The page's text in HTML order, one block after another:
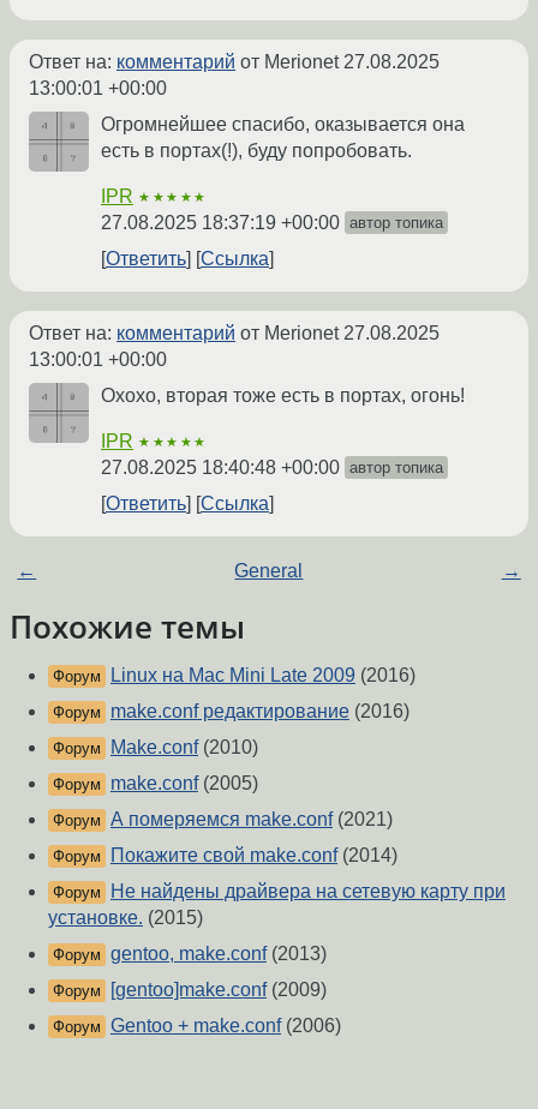
Ответ на: комментарий от Merionet27.08.2025
13:00:01 +00:00
Огромнейшее спасибо, оказывается она
есть в портах(!), буду попробовать.
IPR ★★★★★
27.08.2025 18:37:19 +00:00 автор топика
Ответить Ссылка
Ответ на: комментарий от Merionet27.08.2025
13:00:01 +00:00
Охохо, вторая тоже есть в портах, огонь!
IPR ★★★★★
27.08.2025 18:40:48 +00:00 автор топика
Ответить Ссылка
← General →
Похожие темы
Форум Linux на Mac Mini Late 2009 (2016)
Форум make.conf редактирование (2016)
Форум Make.conf(2010)
Форум make.conf(2005)
Форум А померяемся make.conf(2021)
Форум Покажите свой make.conf(2014)
Форум
Не найдены драйвера на сетевую карту при
установке. (2015)
Форум gentoo, make.conf(2013)
Форум [gentoo]make.conf(2009)
Форум Gentoo + make.conf(2006)